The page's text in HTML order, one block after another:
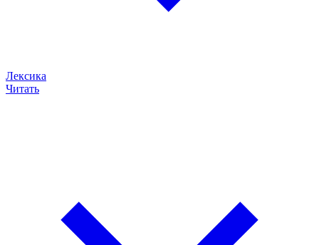
Лексика
Читать